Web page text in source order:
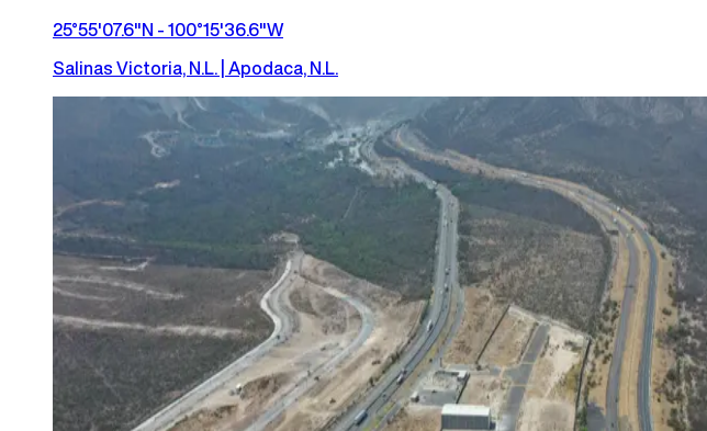
25°55'07.6"N - 100°15'36.6"W
Salinas Victoria, N.L. | Apodaca, N.L.